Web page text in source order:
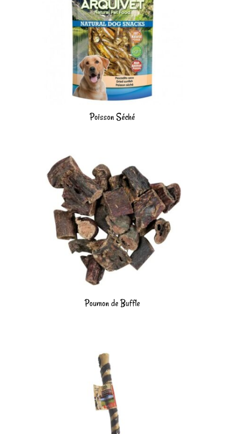
Poisson Séché
Poumon de Buffle